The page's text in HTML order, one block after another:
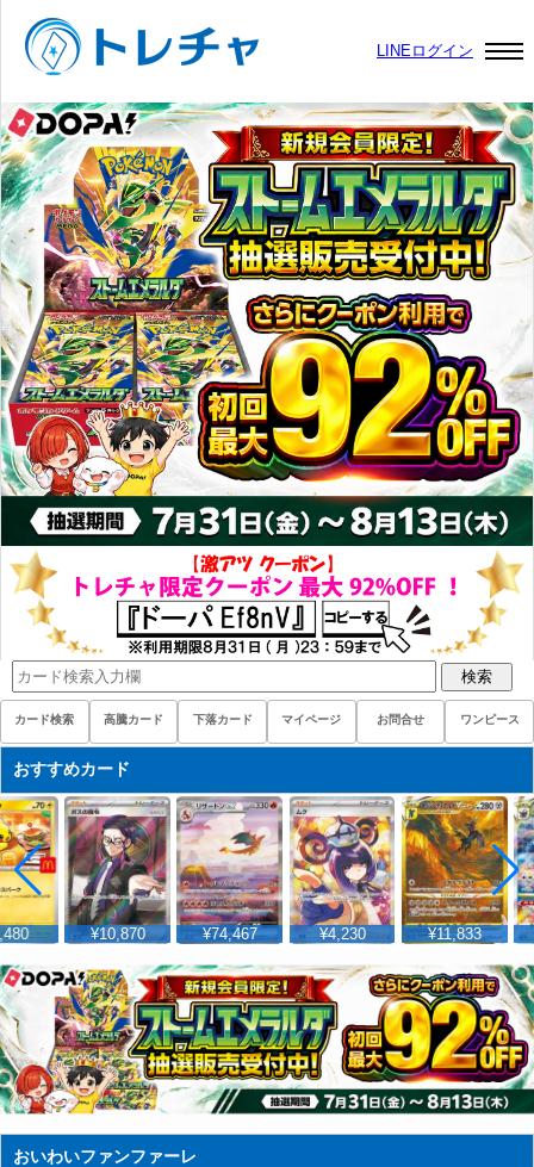
LINEログイン
検索
カード検索 高騰カード 下落カード マイページ お問合せ ワンピース
おすすめカード
¥10,870 ¥74,467 ¥4,230 ¥11,833
おいわいファンファーレ